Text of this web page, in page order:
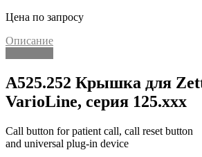
Цена по запросу
Описание
A525.252 Крышка для
VarioLine, серия 125.xxx
Call button for patient call, call reset button
and universal plug-in device